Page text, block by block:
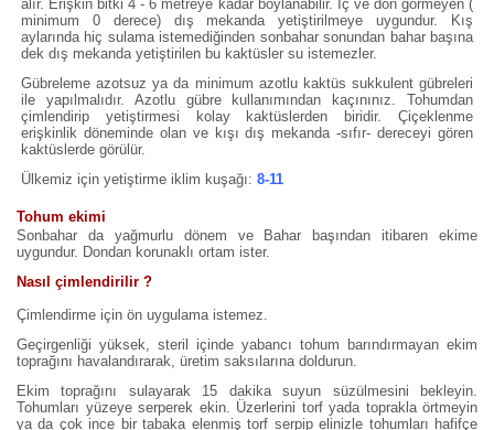
alır. Erişkin bitki 4 - 6 metreye kadar boylanabilir. İç ve don görmeyen (
minimum 0 derece) dış mekanda yetiştirilmeye uygundur. Kış
aylarında hiç sulama istemediğinden sonbahar sonundan bahar başına
dek dış mekanda yetiştirilen bu kaktüsler su istemezler.
Gübreleme azotsuz ya da minimum azotlu kaktüs sukkulent gübreleri
ile yapılmalıdır. Azotlu gübre kullanımından kaçınınız. Tohumdan
çimlendirip yetiştirmesi kolay kaktüslerden biridir. Çiçeklenme
erişkinlik döneminde olan ve kışı dış mekanda -sıfır- dereceyi gören
kaktüslerde görülür.
Ülkemiz için yetiştirme iklim kuşağı: 8-11
Tohum ekimi
Sonbahar da yağmurlu dönem ve Bahar başından itibaren ekime
uygundur. Dondan korunaklı ortam ister.
Nasıl çimlendirilir ?
Çimlendirme için ön uygulama istemez.
Geçirgenliği yüksek, steril içinde yabancı tohum barındırmayan ekim
toprağını havalandırarak, üretim saksılarına doldurun.
Ekim toprağını sulayarak 15 dakika suyun süzülmesini bekleyin.
Tohumları yüzeye serperek ekin. Üzerlerini torf yada toprakla örtmeyin
ya da çok ince bir tabaka elenmiş torf serpip elinizle tohumları hafifçe